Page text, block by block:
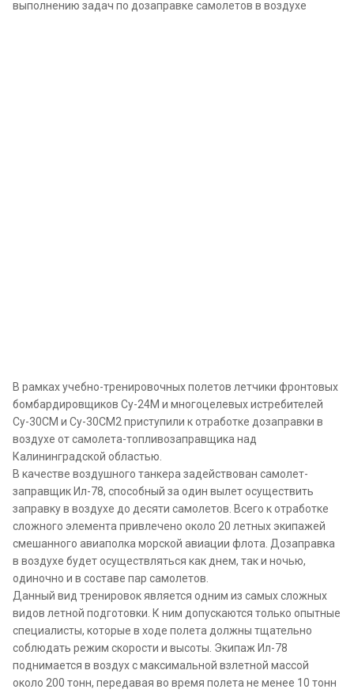
выполнению задач по дозаправке самолетов в воздухе
В рамках учебно-тренировочных полетов летчики фронтовых
бомбардировщиков Су-24М и многоцелевых истребителей
Су-30СМ и Су-30СМ2 приступили к отработке дозаправки в
воздухе от самолета-топливозаправщика над
Калининградской областью.
В качестве воздушного танкера задействован самолет-
заправщик Ил-78, способный за один вылет осуществить
заправку в воздухе до десяти самолетов. Всего к отработке
сложного элемента привлечено около 20 летных экипажей
смешанного авиаполка морской авиации флота. Дозаправка
в воздухе будет осуществляться как днем, так и ночью,
одиночно и в составе пар самолетов.
Данный вид тренировок является одним из самых сложных
видов летной подготовки. К ним допускаются только опытные
специалисты, которые в ходе полета должны тщательно
соблюдать режим скорости и высоты. Экипаж Ил-78
поднимается в воздух с максимальной взлетной массой
около 200 тонн, передавая во время полета не менее 10 тонн